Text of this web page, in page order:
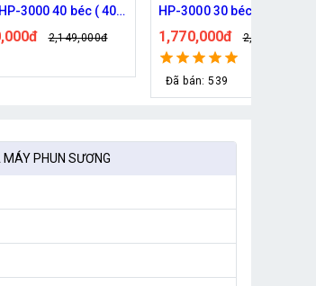
30 béc ( 30M dây )
2,209,000đ
539
2900 25 béc ( 30M dây)
1,190,000đ 1,339,000đ
Đã bán: 127
PHUN SƯƠNG